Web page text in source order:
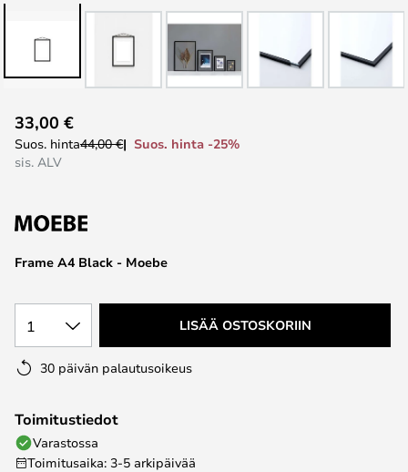
to
the
the
gallery
Frame A4 Black - Moebe
33,00 €
Suos. hinta44,00 €
Suos. hinta -25%
sis. ALV
1 LISÄÄ OSTOSKORIIN
30 päivän palautusoikeus
Toimitustiedot
Varastossa
Toimitusaika: 3-5 arkipäivää